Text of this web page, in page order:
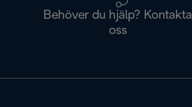
Behöver du hjälp? Kontakta
oss